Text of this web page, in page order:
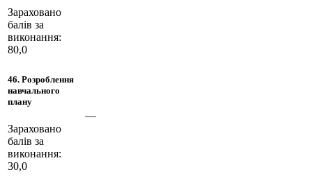
Зараховано
балів за
виконання:
80,0
46. Розроблення
навчального
плану
Зараховано
балів за
виконання:
30,0
—